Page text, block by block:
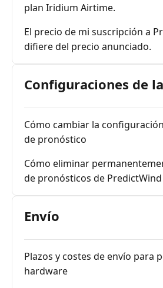
plan Iridium Airtime.
El precio de mi suscripción a
difiere del precio anunciado.
Configuraciones de
Cómo cambiar la
de pronóstico
Cómo eliminar
de pronósticos de PredictWind
Envío
Plazos y costes de envío para
hardware